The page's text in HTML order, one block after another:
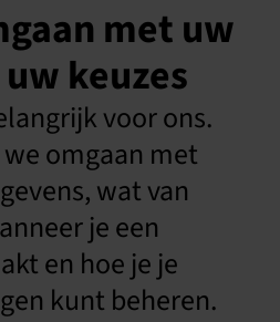
te gebruiken
Finder
ons
Nieuwsbrief
FAQ
rekening
met uw
keuzes
voor ons.
omgaan met
wat van
je een
en hoe je je
kunt beheren.